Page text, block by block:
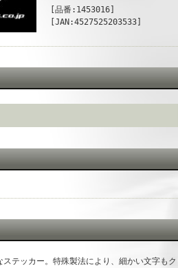
[品番:1453016]
[JAN:4527525203533]
テッカー。特殊製法により、細かい文字も